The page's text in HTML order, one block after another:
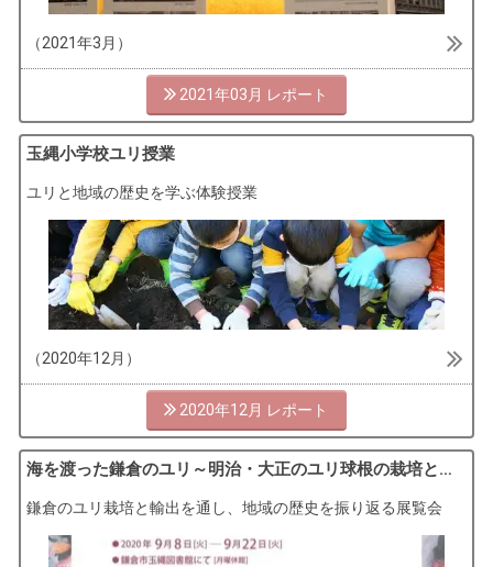
（2021年3月）
2021年03月
玉縄小学校ユリ授業
ユリと地域の歴史を学ぶ体験授業
（2020年12月）
2020年12月
海を渡った鎌倉のユリ～明治・大正のユリ球根の栽培と輸出～
鎌倉のユリ栽培と輸出を通し、地域の歴史を振り返る展覧会